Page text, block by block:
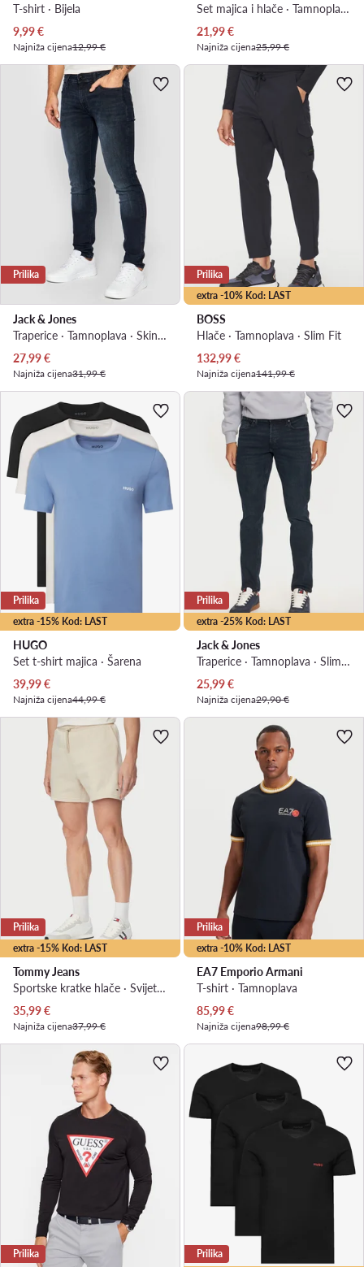
T-shirt · Bijela
Trenutna cijena
9,99€
Najniža cijena12,99 €
Set majica i hlače · Tamnoplava
Trenutna cijena
21,99€
Najniža cijena25,99 €
Prilika
Jack & Jones
Traperice · Tamnoplava · Skinny Fit
Trenutna cijena
27,99€
Najniža cijena31,99 €
extra -10% Kod: LAST
Prilika
BOSS
Hlače · Tamnoplava · Slim Fit
Trenutna cijena
132,99€
Najniža cijena141,99 €
extra -15% Kod: LAST
Prilika
HUGO
Set t-shirt majica · Šarena
Trenutna cijena
39,99€
Najniža cijena44,99 €
extra -25% Kod: LAST
Prilika
Jack & Jones
Traperice · Tamnoplava · Slim Fit
Trenutna cijena
25,99€
Najniža cijena29,90 €
extra -15% Kod: LAST
Prilika
Tommy Jeans
Sportske kratke hlače · Svijetlo bež
Trenutna cijena
35,99€
Najniža cijena37,99 €
extra -10% Kod: LAST
Prilika
EA7 Emporio Armani
T-shirt · Tamnoplava
Trenutna cijena
85,99€
Najniža cijena98,99 €
Prilika Prilika